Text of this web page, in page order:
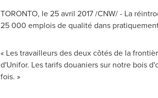
TORONTO, le 25 avril 2017 /CNW/ - La
25 000 emplois de qualité dans
« Les travailleurs des deux côtés de la
d'Unifor. Les tarifs douaniers sur notre bois
fois. »